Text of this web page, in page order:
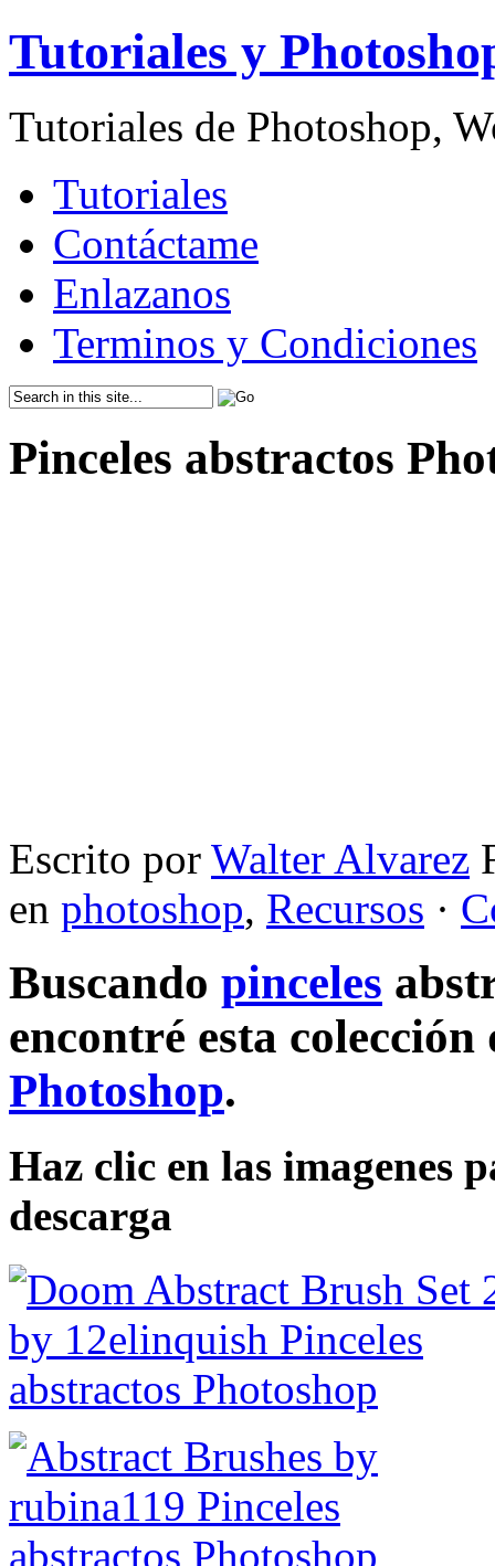
Tutoriales y
Tutoriales de Photoshop,
Tutoriales
Contáctame
Enlazanos
Terminos y Condiciones
Pinceles abstractos
Escrito por Walter Alvarez
en photoshop, Recursos ·
Buscando pinceles
encontré esta colección
Photoshop.
Haz clic en las imagenes
descarga